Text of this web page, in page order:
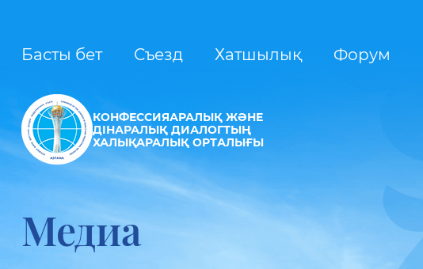
Басты бет Съезд Хатшылық Форум
КОНФЕССИЯАРАЛЫҚ ЖӘНЕ
ДІНАРАЛЫҚ ДИАЛОГТЫҢ
ХАЛЫҚАРАЛЫҚ ОРТАЛЫҒЫ
Медиа